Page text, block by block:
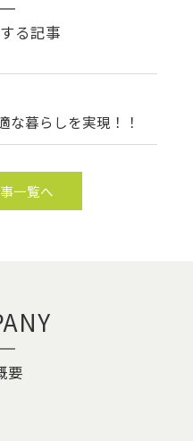
る記事
な暮らしを実現！！
一覧へ
要